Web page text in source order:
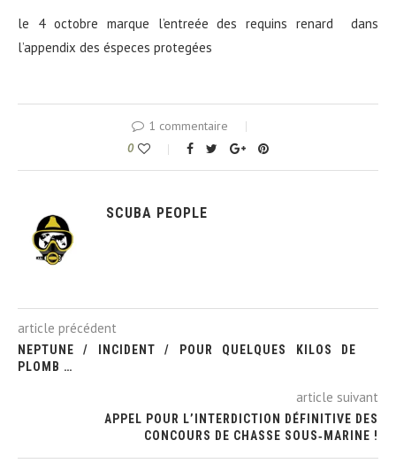
le 4 octobre marque l’entreée des requins renard dans
l’appendix des éspeces protegées
1 commentaire
0
SCUBA PEOPLE
article précédent
NEPTUNE / INCIDENT / POUR QUELQUES KILOS DE
PLOMB …
article suivant
APPEL POUR L’INTERDICTION DÉFINITIVE DES
CONCOURS DE CHASSE SOUS‐MARINE !